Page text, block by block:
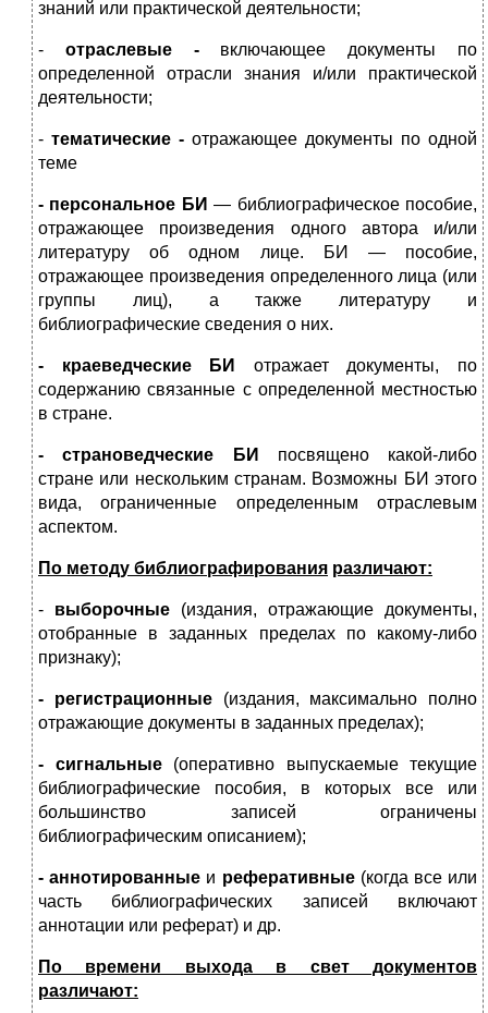
знаний или практической деятельности;
- отраслевые -включающее документы по
определенной отрасли знания и/или практической
деятельности;
- тематические - отражающее документы по одной
теме
- персональное БИ— библиографическое пособие,
отражающее произведения одного автора и/или
литературу об одном лице. БИ — пособие,
отражающее произведения определенного лица (или
группы лиц), а также литературу и
библиографические сведения о них.
- краеведческие БИ
отражает документы, по
содержанию связанные с определенной местностью
в стране.
- страноведческие БИ
посвящено какой-либо
стране или нескольким странам. Возможны БИ этого
вида, ограниченные определенным отраслевым
аспектом.
По методу библиографирования различают:
- выборочные (издания, отражающие документы,
отобранные в заданных пределах по какому-либо
признаку);
- регистрационные
(издания, максимально полно
отражающие документы в заданных пределах);
- сигнальные
(оперативно выпускаемые текущие
библиографические пособия, в которых все или
большинство записей ограничены
библиографическим описанием);
- аннотированные и реферативные (когда все или
часть библиографических записей включают
аннотации или реферат) и др.
По времени выхода в свет документов
различают: